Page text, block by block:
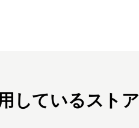
しているストア